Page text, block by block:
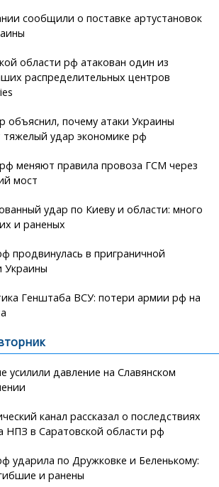
сообщили о поставке артустановок
области рф атакован один из
распределительных центров
объяснил, почему атаки Украины
тяжелый удар экономике рф
меняют правила провоза ГСМ через
мост
удар по Киеву и области: много
и раненых
продвинулась в приграничной
Украины
Генштаба ВСУ: потери армии рф на
усилили давление на Славянском
канал рассказал о последствиях
НПЗ в Саратовской области рф
ударила по Дружковке и Беленькому:
и ранены